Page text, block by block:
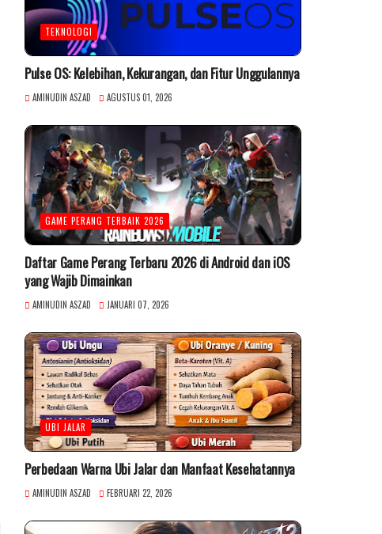
TEKNOLOGI
Pulse OS: Kelebihan, Kekurangan, dan Fitur Unggulannya
AMINUDIN ASZAD AGUSTUS 01, 2026
GAME PERANG TERBAIK 2026
Daftar Game Perang Terbaru 2026 di Android dan iOS
yang Wajib Dimainkan
AMINUDIN ASZAD JANUARI 07, 2026
UBI JALAR
Perbedaan Warna Ubi Jalar dan Manfaat Kesehatannya
AMINUDIN ASZAD FEBRUARI 22, 2026